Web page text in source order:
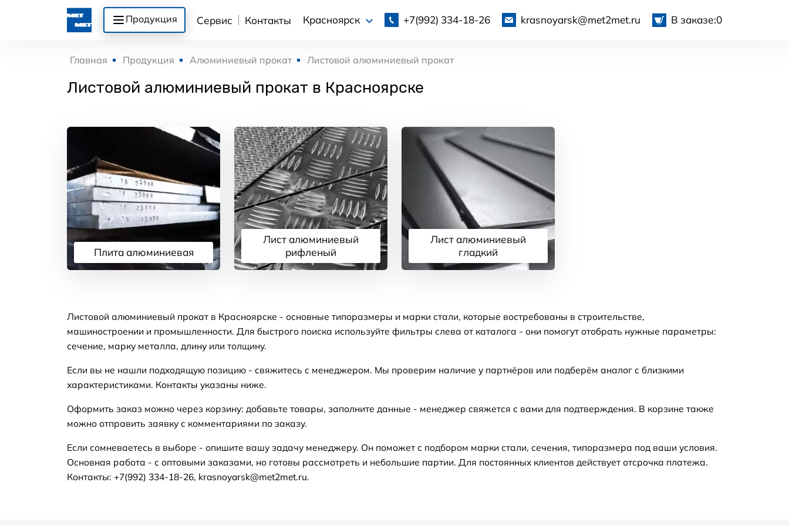
Продукция Сервис Контакты Красноярск +7(992) 334-18-26 krasnoyarsk@met2met.ru В заказе:0
Главная Продукция Алюминиевый прокат Листовой алюминиевый прокат
Листовой алюминиевый прокат в Красноярске
Плита алюминиевая
Подробнее
Лист алюминиевый
рифленый
Подробнее
Лист алюминиевый
гладкий
Подробнее
Листовой алюминиевый прокат в Красноярске - основные типоразмеры и марки стали, которые востребованы в строительстве,
машиностроении и промышленности. Для быстрого поиска используйте фильтры слева от каталога - они помогут отобрать нужные параметры:
сечение, марку металла, длину или толщину.
Если вы не нашли подходящую позицию - свяжитесь с менеджером. Мы проверим наличие у партнёров или подберём аналог с близкими
характеристиками. Контакты указаны ниже.
Оформить заказ можно через корзину: добавьте товары, заполните данные - менеджер свяжется с вами для подтверждения. В корзине также
можно отправить заявку с комментариями по заказу.
Если сомневаетесь в выборе - опишите вашу задачу менеджеру. Он поможет с подбором марки стали, сечения, типоразмера под ваши условия.
Основная работа - с оптовыми заказами, но готовы рассмотреть и небольшие партии. Для постоянных клиентов действует отсрочка платежа.
Контакты: +7(992) 334-18-26, krasnoyarsk@met2met.ru.